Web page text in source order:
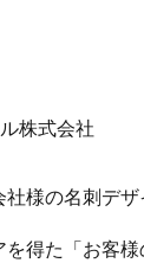
株式会社
様の名刺デザ
得た「お客様